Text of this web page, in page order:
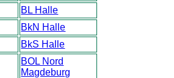
BL Halle
BkN Halle
BkS Halle
BOL Nord
Magdeburg